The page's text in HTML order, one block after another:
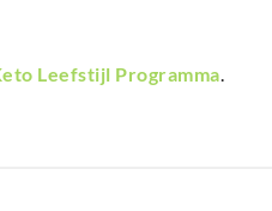
Leefstijl Programma